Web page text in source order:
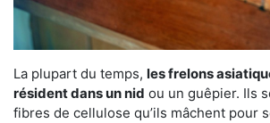
La plupart du temps, les frelons
résident dans un nid ou un guêpier. Ils
fibres de cellulose qu’ils mâchent pour